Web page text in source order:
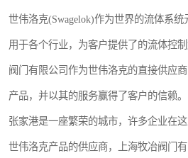
世伟洛克(Swagelok)作为世界的流体系
用于各个行业，为客户提供了的流体控
阀门有限公司作为世伟洛克的直接供应
产品，并以其的服务赢得了客户的信赖。
张家港是一座繁荣的城市，许多企业在
世伟洛克产品的供应商，上海牧冶阀门
DSC疏水阀 美
世伟洛克卡套管 世
世伟洛克工具